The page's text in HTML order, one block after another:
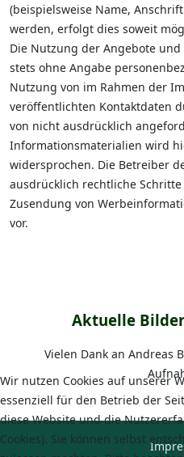
(beispielsweise Name,
werden, erfolgt dies soweit
Die Nutzung der Angebote
stets ohne Angabe
Nutzung von im Rahmen der
veröffentlichten Kontaktdaten
von nicht ausdrücklich
Informationsmaterialien wird
widersprochen. Die Betreiber
ausdrücklich rechtliche
Zusendung von
vor.
Aktuelle
Vielen Dank an Andreas
Wir nutzen Cookies auf unserer
essenziell für den Betrieb der
diese Website und die
Cookies). Sie können selbst